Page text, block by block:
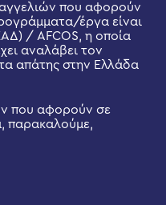
που αφορούν
έργα είναι
/ AFCOS, η οποία
αναλάβει τον
απάτης στην Ελλάδα
που αφορούν σε
παρακαλούμε,